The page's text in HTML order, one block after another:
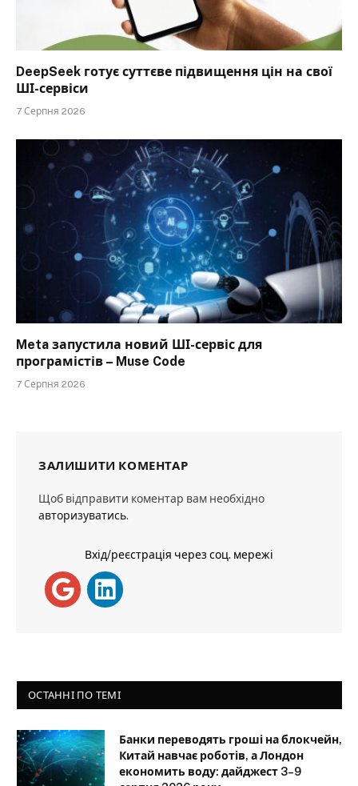
DeepSeek готує суттєве підвищення цін на свої
ШІ-сервіси
7 Серпня 2026
Meta запустила новий ШІ-сервіс для
програмістів – Muse Code
7 Серпня 2026
ЗАЛИШИТИ КОМЕНТАР
Щоб відправити коментар вам необхідно
авторизуватись.
Вхід/реєстрація через соц. мережі
ОСТАННІ ПО ТЕМІ
Банки переводять гроші на блокчейн,
Китай навчає роботів, а Лондон
економить воду: дайджест 3–9